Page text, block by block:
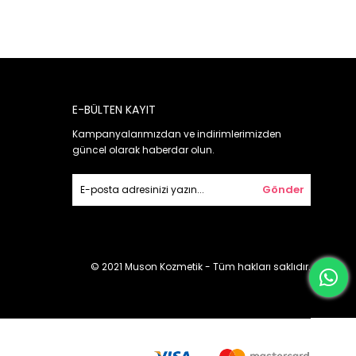
E-BÜLTEN KAYIT
Kampanyalarımızdan ve indirimlerimizden
güncel olarak haberdar olun.
Gönder
© 2021 Muson Kozmetik - Tüm hakları saklıdır.